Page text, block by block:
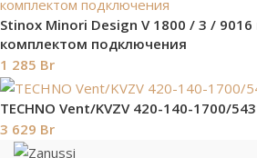
Stinox Minori Design V 1800 / 3 /
комплектом подключения
1 285 Br
TECHNO Vent/KVZV 420-140-1700/
3 629 Br